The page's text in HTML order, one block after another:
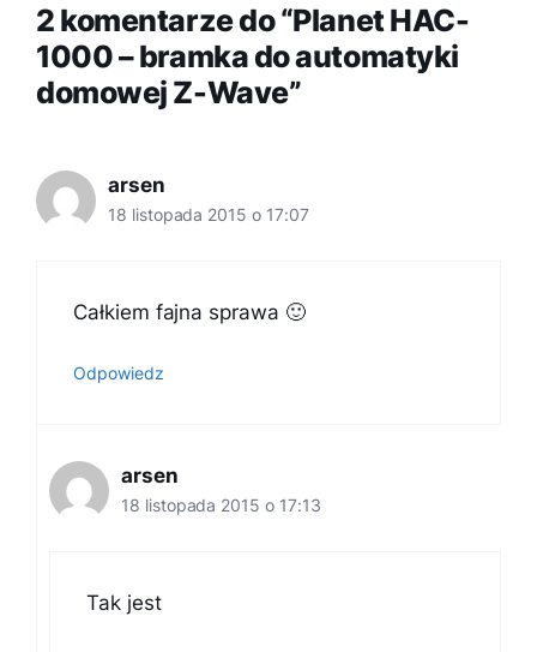
2 komentarze do “Planet HAC-
1000 – bramka do automatyki
domowej Z-Wave”
arsen
18 listopada 2015 o 17:07
Całkiem fajna sprawa 🙂
Odpowiedz
arsen
18 listopada 2015 o 17:13
Tak jest